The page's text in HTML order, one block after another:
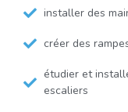
installer des
créer des
étudier et
escaliers